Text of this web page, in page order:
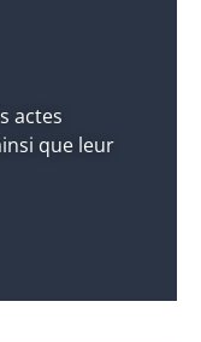
actes
que leur